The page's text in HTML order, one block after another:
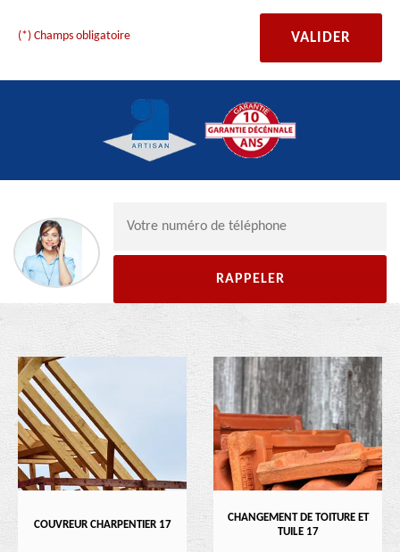
(*) Champs obligatoire
COUVREUR CHARPENTIER 17
CHANGEMENT DE TOITURE ET
TUILE 17